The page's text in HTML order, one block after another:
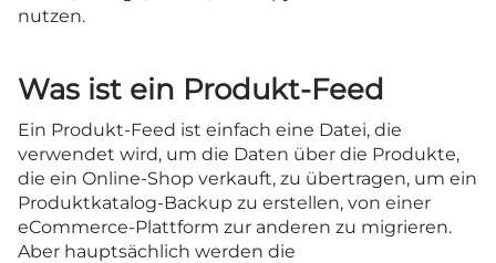
nutzen.
Was ist ein Produkt-Feed
Ein Produkt-Feed ist einfach eine Datei, die
verwendet wird, um die Daten über die Produkte,
die ein Online-Shop verkauft, zu übertragen, um ein
Produktkatalog-Backup zu erstellen, von einer
eCommerce-Plattform zur anderen zu migrieren.
Aber hauptsächlich werden die